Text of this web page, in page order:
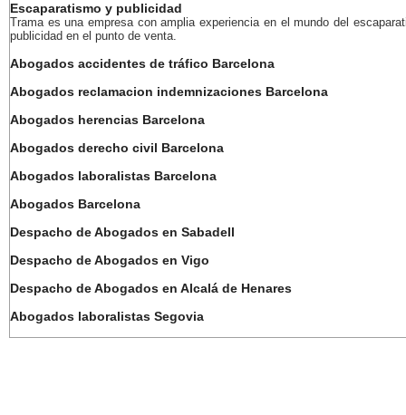
Escaparatismo y publicidad
Trama es una empresa con amplia experiencia en el mundo del
publicidad en el punto de venta.
Abogados accidentes de tráfico Barcelona
Abogados reclamacion indemnizaciones Barcelona
Abogados herencias Barcelona
Abogados derecho civil Barcelona
Abogados laboralistas Barcelona
Abogados Barcelona
Despacho de Abogados en Sabadell
Despacho de Abogados en Vigo
Despacho de Abogados en Alcalá de Henares
Abogados laboralistas Segovia